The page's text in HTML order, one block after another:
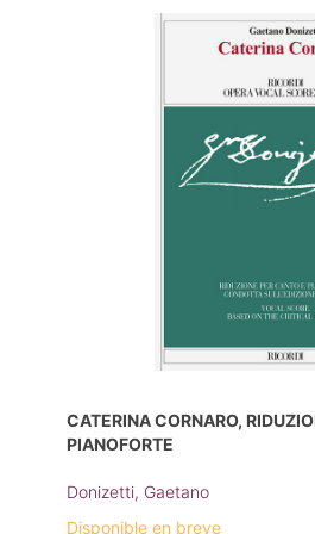
CATERINA CORNARO,
PIANOFORTE
Donizetti, Gaetano
Disponible en breve